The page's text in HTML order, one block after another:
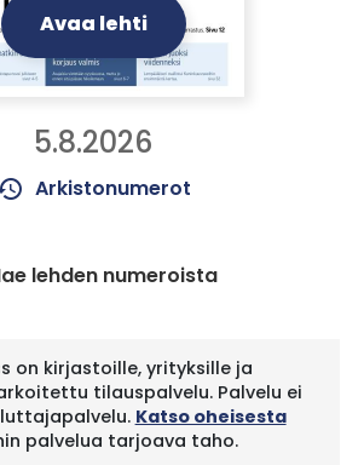
Avaa lehti
5.8.2026
Arkistonumerot
lehden numeroista
on kirjastoille, yrityksille ja
tilauspalvelu. Palvelu ei
Katso oheisesta
palvelua tarjoava taho.